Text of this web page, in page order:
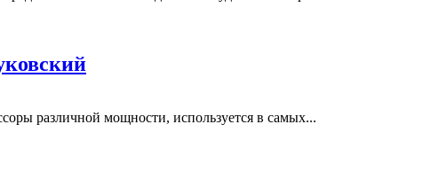
различной мощности, используется в самых...